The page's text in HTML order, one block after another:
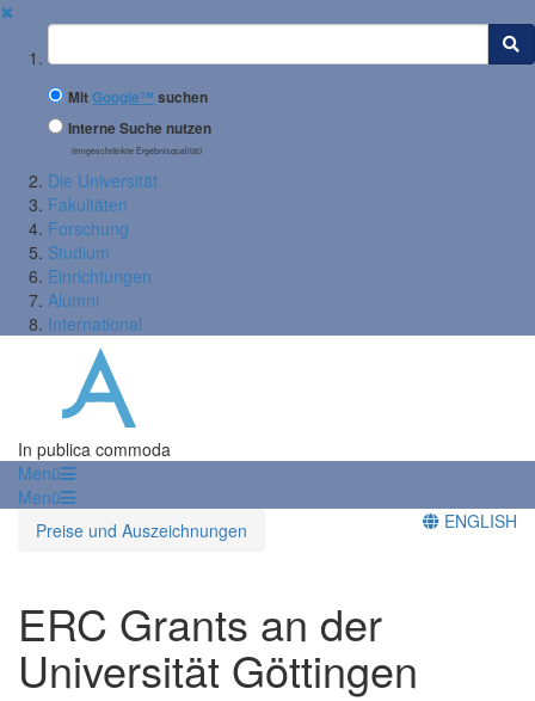
✖
Suchbegriff
MitGoogle™ suchen
Interne Suche nutzen
(eingeschränkte Ergebnisqualität)
Die Universität
Fakultäten
Forschung
Studium
Einrichtungen
Alumni
International
In publica commoda
Menü
Menü
Preise und Auszeichnungen
ENGLISH
ERC Grants an der
Universität Göttingen